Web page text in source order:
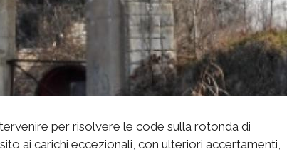
per risolvere le code sulla rotonda di
ai carichi eccezionali, con ulteriori accertamenti,